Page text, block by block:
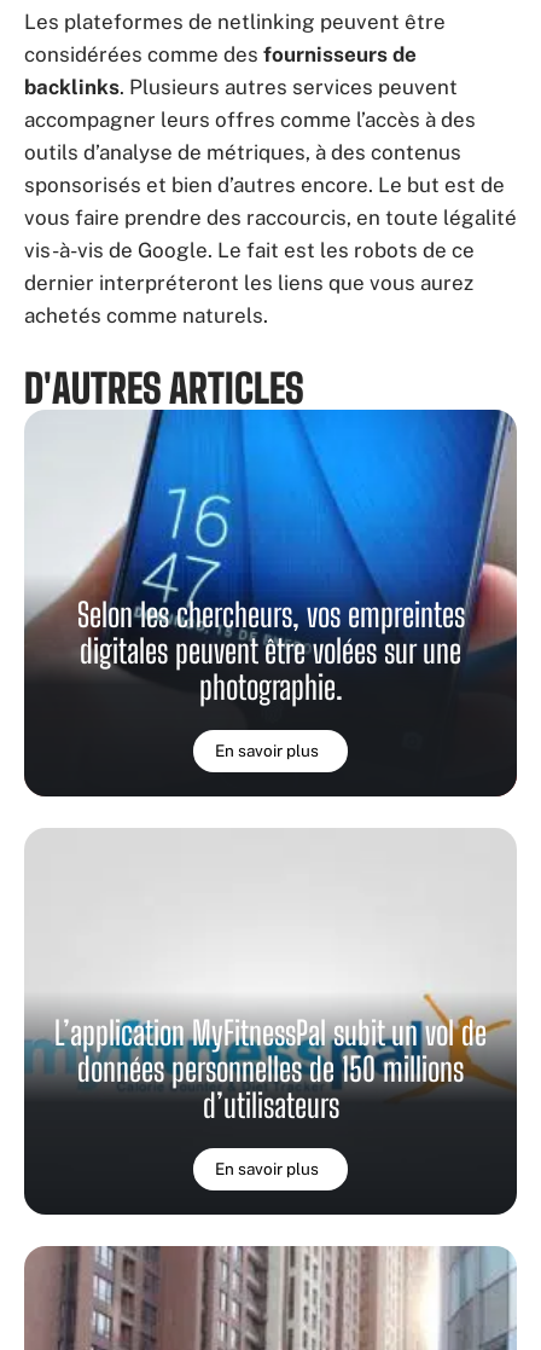
Les plateformes de netlinking peuvent être
considérées comme des fournisseurs de
backlinks. Plusieurs autres services peuvent
accompagner leurs offres comme l’accès à des
outils d’analyse de métriques, à des contenus
sponsorisés et bien d’autres encore. Le but est de
vous faire prendre des raccourcis, en toute légalité
vis-à-vis de Google. Le fait est les robots de ce
dernier interpréteront les liens que vous aurez
achetés comme naturels.
D'AUTRES ARTICLES
Selon les chercheurs, vos empreintes
digitales peuvent être volées sur une
photographie.
En savoir plus
L’application MyFitnessPal subit un vol de
données personnelles de 150 millions
d’utilisateurs
En savoir plus